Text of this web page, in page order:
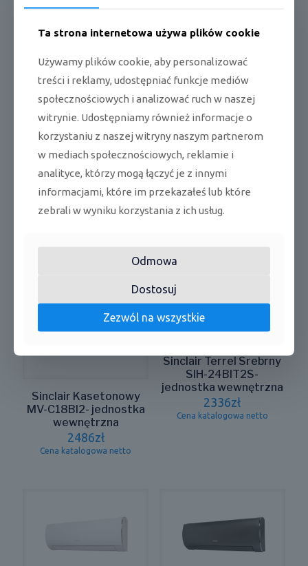
*24-godzinne oprogramowanie ON/OFF,
*bezprzewodowy pilot,
*funkcja Jet Cool,
*3-letnia gwarancja.
Sinclair Kasetonowy
MV-C18BI2- jednostka
wewnętrzna
2486zł
Cena katalogowa netto
Sinclair Terrel Srebrny
SIH-24BIT2S-
jednostka wewnętrzna
2336zł
Cena katalogowa netto
Ta strona internetowa używa plików cookie
Używamy plików cookie, aby personalizować
treści i reklamy, udostępniać funkcje mediów
społecznościowych i analizować ruch w naszej
witrynie. Udostępniamy również informacje o
korzystaniu z naszej witryny naszym partnerom
w mediach społecznościowych, reklamie i
analityce, którzy mogą łączyć je z innymi
informacjami, które im przekazałeś lub które
zebrali w wyniku korzystania z ich usług.
Odmowa
Dostosuj
Zezwól na wszystkie